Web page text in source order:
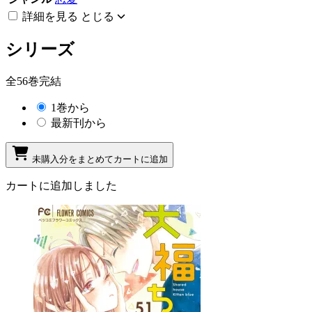
詳細を見る とじる
シリーズ
全56巻完結
1巻から
最新刊から
未購入分をまとめてカートに追加
カートに追加しました